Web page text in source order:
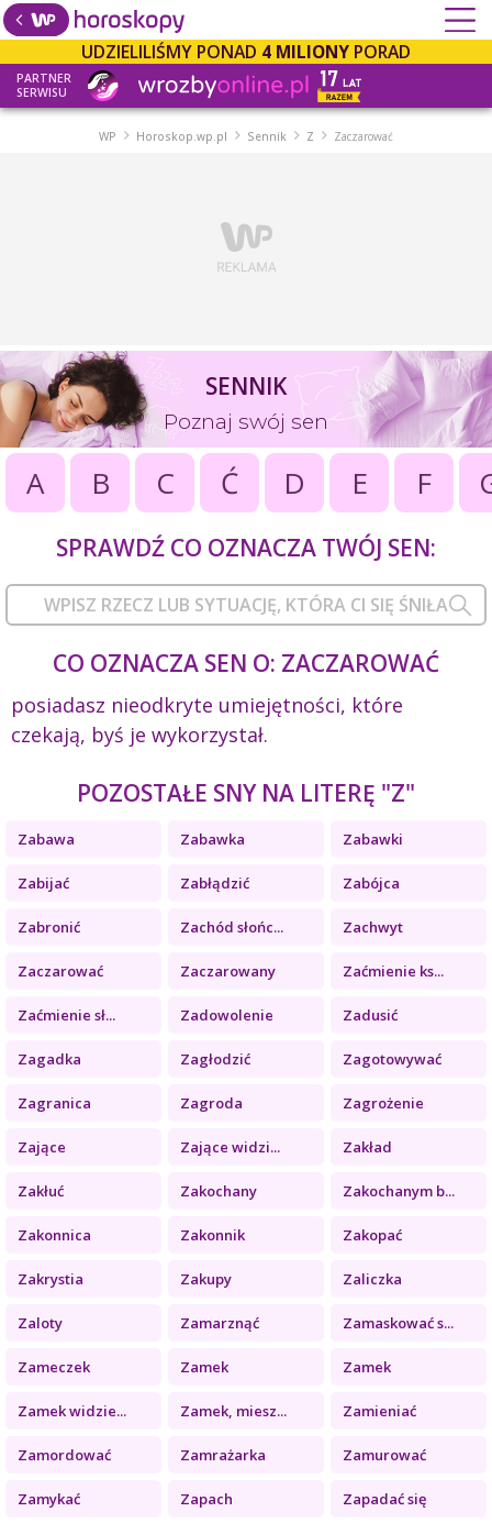
UDZIELILIŚMY PONAD 4 MILIONY PORAD
PARTNER
SERWISU
WP Horoskop.wp.pl Sennik Z Zaczarować
SENNIK
Poznaj swój sen
A B C Ć D E F
SPRAWDŹ CO OZNACZA TWÓJ SEN:
CO OZNACZA SEN O: ZACZAROWAĆ
posiadasz nieodkryte umiejętności, które
czekają, byś je wykorzystał.
POZOSTAŁE SNY NA LITERĘ "Z"
Zabawa Zabawka Zabawki
Zabijać Zabłądzić Zabójca
Zabronić Zachód słońc... Zachwyt
Zaczarować Zaczarowany Zaćmienie ks...
Zaćmienie sł... Zadowolenie Zadusić
Zagadka Zagłodzić Zagotowywać
Zagranica Zagroda Zagrożenie
Zające Zające widzi... Zakład
Zakłuć Zakochany Zakochanym b...
Zakonnica Zakonnik Zakopać
Zakrystia Zakupy Zaliczka
Zaloty Zamarznąć Zamaskować s...
Zameczek Zamek Zamek
Zamek widzie... Zamek, miesz... Zamieniać
Zamordować Zamrażarka Zamurować
Zamykać Zapach Zapadać się